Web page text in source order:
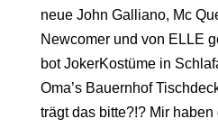
neue John Galliano, Mc
Newcomer und von ELLE
bot JokerKostüme in
Oma’s Bauernhof
trägt das bitte?!? Mir